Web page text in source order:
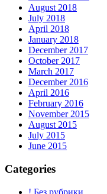
August 2018
July 2018
April 2018
January 2018
December 2017
October 2017
March 2017
December 2016
April 2016
February 2016
November 2015
August 2015
July 2015
June 2015
Categories
! Без рубрики